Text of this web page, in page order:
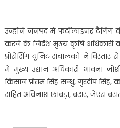
उन्होंने जनपद में फर्टीलाइज़र टैगिंग
करने के निर्देश मुख्य कृषि अधिकारी
प्रोसेसिंग यूनिट संचालकों ने विस्तार
में मुख्य उद्यान अधिकारी भावना
किसान प्रीतम सिंह संन्धु, गुरदीप
सहित अविनाश छाबड़ा, बरार, जेएस